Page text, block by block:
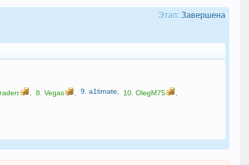
Этап: Завершена
8.Vegas 9.a1timate 10.OlegM75